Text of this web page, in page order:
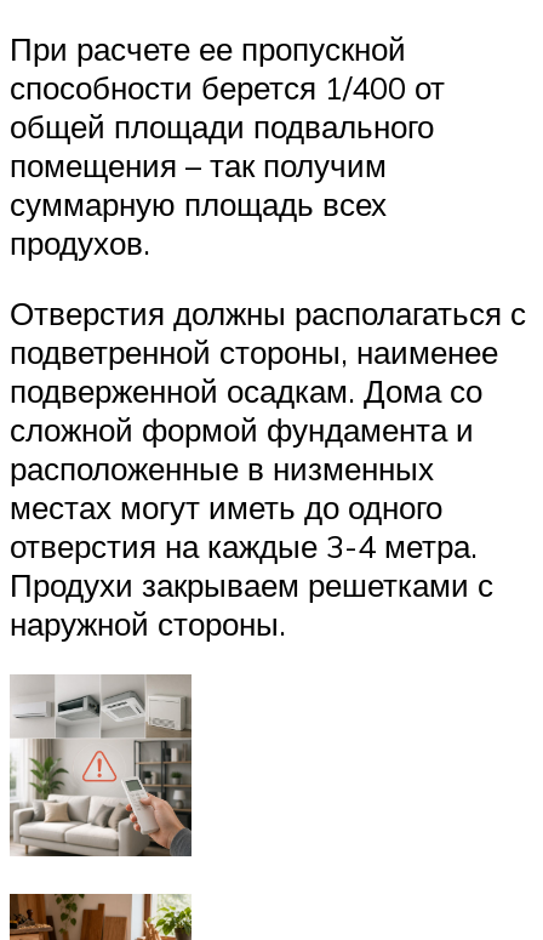
При расчете ее пропускной
способности берется 1/400 от
общей площади подвального
помещения – так получим
суммарную площадь всех
продухов.
Отверстия должны располагаться с
подветренной стороны, наименее
подверженной осадкам. Дома со
сложной формой фундамента и
расположенные в низменных
местах могут иметь до одного
отверстия на каждые 3-4 метра.
Продухи закрываем решетками с
наружной стороны.